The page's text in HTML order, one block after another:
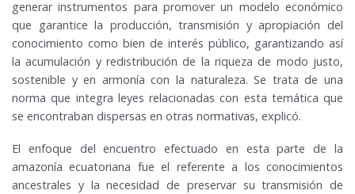
generar instrumentos para promover un modelo económico
que garantice la producción, transmisión y apropiación del
conocimiento como bien de interés público, garantizando así
la acumulación y redistribución de la riqueza de modo justo,
sostenible y en armonía con la naturaleza. Se trata de una
norma que integra leyes relacionadas con esta temática que
se encontraban dispersas en otras normativas, explicó.
El enfoque del encuentro efectuado en esta parte de la
amazonía ecuatoriana fue el referente a los conocimientos
ancestrales y la necesidad de preservar su transmisión de